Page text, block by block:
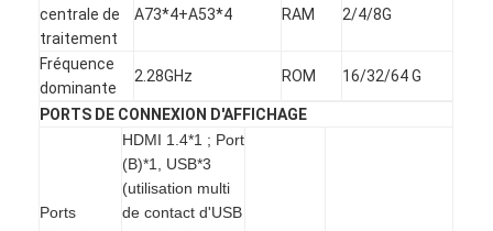
Contact
nouvelles
Tous les cas
Parlez Maintenant.
centrale de
traitement
A73*4+A53*4 RAM 2/4/8G
Fréquence
dominante
2.28GHz ROM 16/32/64 G
PORTS DE CONNEXION D'AFFICHAGE
Ports
HDMI 1.4*1 ; Port
(B)*1, USB*3
(utilisation multi
de contact d'USB